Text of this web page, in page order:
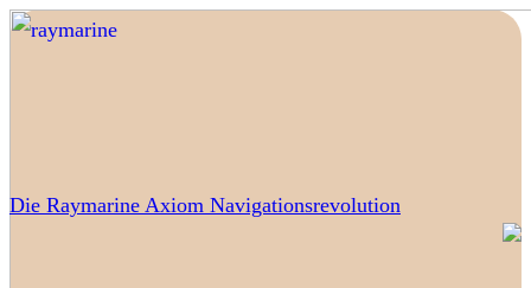
Die Raymarine Axiom Navigationsrevolution